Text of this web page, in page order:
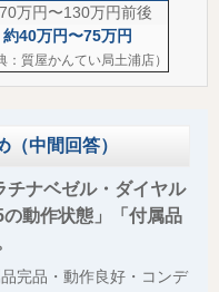
万円〜130万円前後
約40万円〜75万円
：質屋かんてい局土浦店）
（中間回答）
チナベゼル・ダイヤル
動作状態」「付属品
完品・動作良好・コンデ